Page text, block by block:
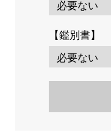
【鑑別書】